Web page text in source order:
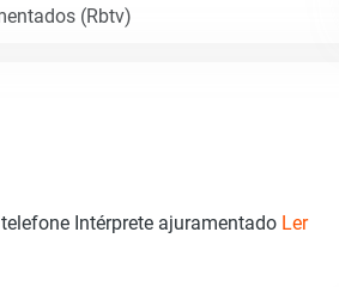
(Rbtv)
Intérprete ajuramentado Ler